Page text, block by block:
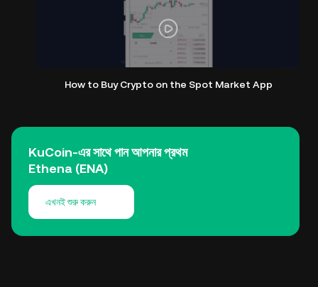
How to Buy Crypto on the Spot Market App
KuCoin-এর সাথে পান আপনার প্রথম
Ethena (ENA)
এখনই শুরু করুন